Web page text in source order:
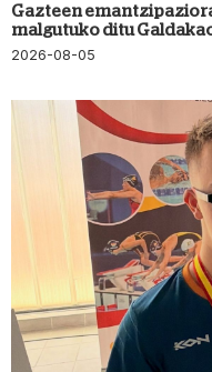
Gazteen
malgutuko ditu
2026-08-05